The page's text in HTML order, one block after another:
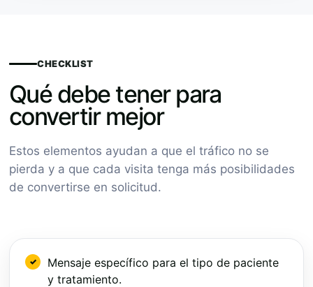
CHECKLIST
Qué debe tener para
convertir mejor
Estos elementos ayudan a que el tráfico no se
pierda y a que cada visita tenga más posibilidades
de convertirse en solicitud.
Mensaje específico para el tipo de paciente
y tratamiento.